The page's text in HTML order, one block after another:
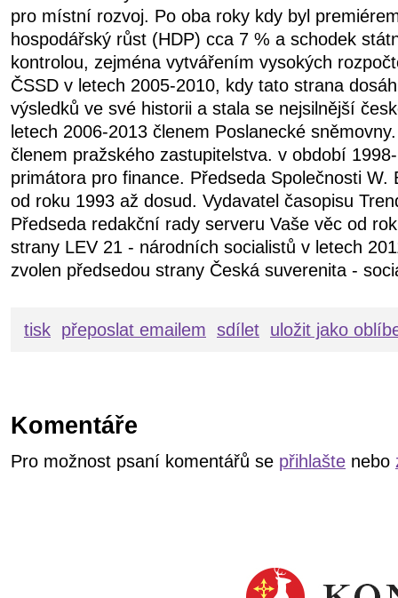
pro místní rozvoj. Po oba roky kdy byl
hospodářský růst (HDP) cca 7 % a schodek
kontrolou, zejména vytvářením vysokých
ČSSD v letech 2005-2010, kdy tato strana
výsledků ve své historii a stala se nejsilnější
letech 2006-2013 členem Poslanecké
členem pražského zastupitelstva. v období
primátora pro finance. Předseda Společnosti W.
od roku 1993 až dosud. Vydavatel časopisu
Předseda redakční rady serveru Vaše věc od
strany LEV 21 - národních socialistů v letech
zvolen předsedou strany Česká suverenita -
tisk přeposlat emailem sdílet uložit jako
Komentáře
Pro možnost psaní komentářů se přihlašte nebo